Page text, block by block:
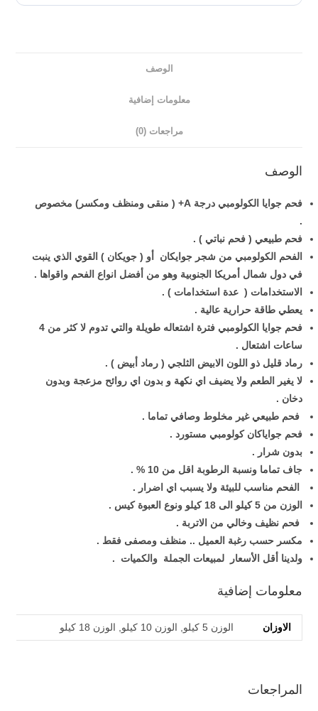
الوصف
معلومات إضافية
مراجعات (0)
الوصف
فحم جوايا الكولومبي درجة A+ ( منقى ومنظف ومكسر) مخصوص
.
فحم طبيعي ( فحم نباتي ) .
الفحم الكولومبي من شجر جوايكان أو ( جويكان ) القوي الذي ينبت
في دول شمال أمريكا الجنوبية وهو من أفضل انواع الفحم واقواها .
الاستخدامات ( عدة استخدامات ) .
يعطي طاقة حرارية عالية .
فحم جوايا الكولومبي فترة اشتعاله طويلة والتي تدوم لا كثر من 4
ساعات اشتعال .
رماد قليل ذو اللون الابيض الثلجي ( رماد أبيض ) .
لا يغير الطعم ولا يضيف اي نكهة و بدون اي روائح مزعجة وبدون
دخان .
فحم طبيعي غير مخلوط وصافي تماما .
فحم جواياكان كولومبي مستورد .
بدون شرار .
جاف تماما ونسبة الرطوبة اقل من 10 % .
الفحم مناسب للبيئة ولا يسبب اي اضرار .
الوزن من 5 كيلو الى 18 كيلو ونوع العبوة كيس .
فحم نظيف وخالي من الاتربة .
مكسر حسب رغبة العميل .. منظف ومصفى فقط .
ولدينا أقل الأسعار لمبيعات الجملة والكميات .
معلومات إضافية
الاوزان الوزن 5 كيلو, الوزن 10 كيلو, الوزن 18 كيلو
المراجعات